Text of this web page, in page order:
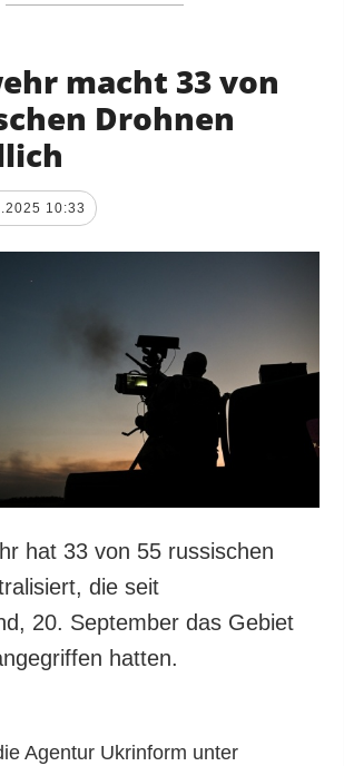
macht 33 von
Drohnen
10:33
hat 33 von 55 russischen
die seit
20. September das Gebiet
hatten.
Agentur Ukrinform unter